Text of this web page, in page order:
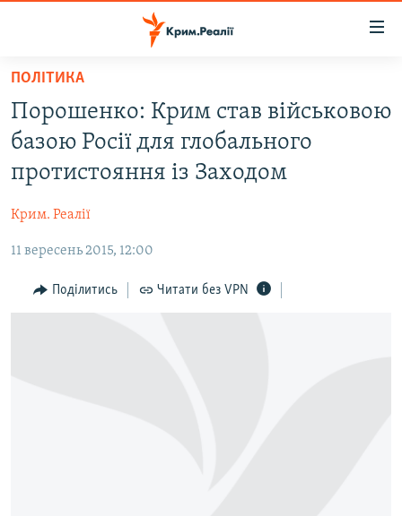
Перейти
основного
матеріалу
до
основної
навігації
Перейти
пошуку
ВОДА.КРИМ
БЛОГИ
ПОГЛЯД
ІНТЕРВ'Ю
ПОЛІТИКА
Порошенко: Крим став військовою
базою Росії для глобального
протистояння із Заходом
Крим. Реалії
11 вересень 2015, 12:00
Поділитись Читати без VPN